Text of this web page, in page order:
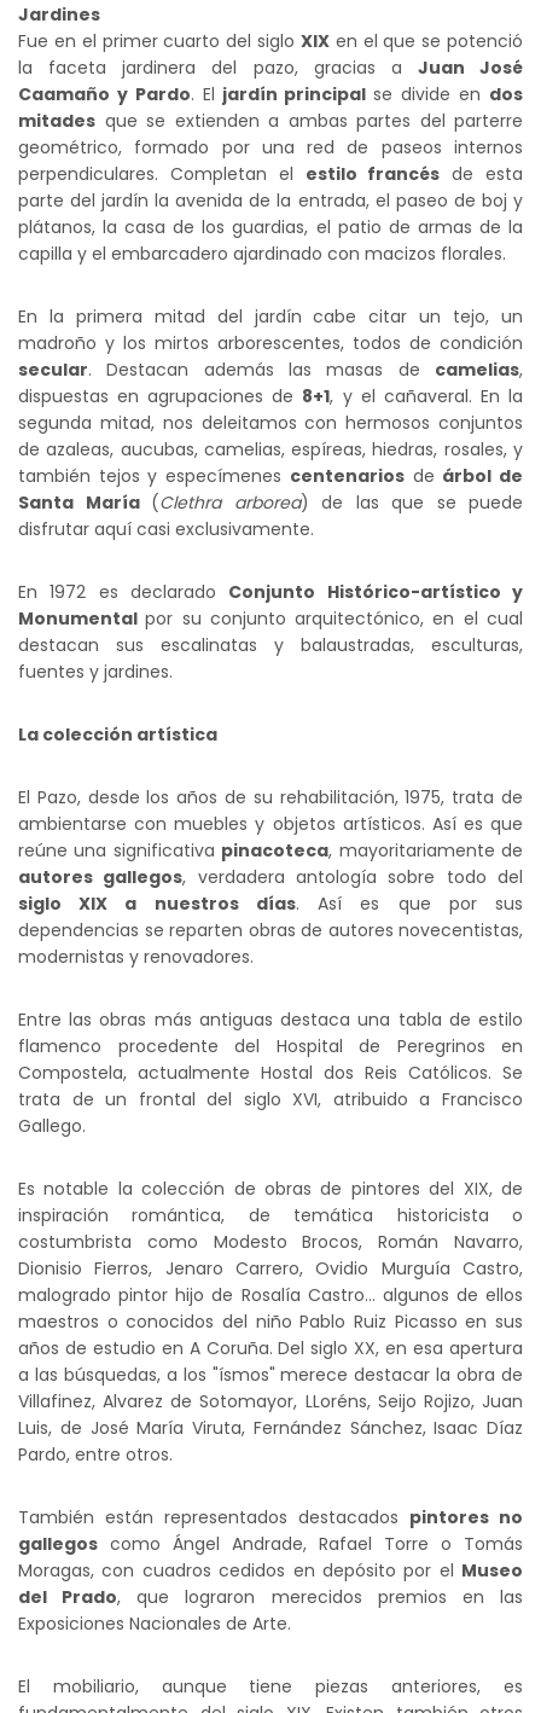
Jardines
Fue en el primer cuarto del siglo XIXen el que se potenció
la faceta jardinera del pazo, gracias a Juan José
Caamaño y Pardo. El jardín principalse divide en dos
mitades que se extienden a ambas partes del parterre
geométrico, formado por una red de paseos internos
perpendiculares. Completan el estilo francés de esta
parte del jardín la avenida de la entrada, el paseo de boj y
plátanos, la casa de los guardias, el patio de armas de la
capilla y el embarcadero ajardinado con macizos florales.
En la primera mitad del jardín cabe citar un tejo, un
madroño y los mirtos arborescentes, todos de condición
secular. Destacan además las masas de camelias,
dispuestas en agrupaciones de 8+1, y el cañaveral. En la
segunda mitad, nos deleitamos con hermosos conjuntos
de azaleas, aucubas, camelias, espíreas, hiedras, rosales, y
también tejos y especímenes centenariosde árbol de
Santa María (Clethra arborea) de las que se puede
disfrutar aquí casi exclusivamente.
En 1972 es declarado Conjunto Histórico-artístico y
Monumentalpor su conjunto arquitectónico, en el cual
destacan sus escalinatas y balaustradas, esculturas,
fuentes y jardines.
La colección artística
El Pazo, desde los años de su rehabilitación, 1975, trata de
ambientarse con muebles y objetos artísticos. Así es que
reúne una significativa pinacoteca, mayoritariamente de
autores gallegos, verdadera antología sobre todo del
siglo XIX a nuestros días. Así es que por sus
dependencias se reparten obras de autores novecentistas,
modernistas y renovadores.
Entre las obras más antiguas destaca una tabla de estilo
flamenco procedente del Hospital de Peregrinos en
Compostela, actualmente Hostal dos Reis Católicos. Se
trata de un frontal del siglo XVI, atribuido a Francisco
Gallego.
Es notable la colección de obras de pintores del XIX, de
inspiración romántica, de temática historicista o
costumbrista como Modesto Brocos, Román Navarro,
Dionisio Fierros, Jenaro Carrero, Ovidio Murguía Castro,
malogrado pintor hijo de Rosalía Castro... algunos de ellos
maestros o conocidos del niño Pablo Ruiz Picasso en sus
años de estudio en A Coruña. Del siglo XX, en esa apertura
a las búsquedas, a los "ísmos" merece destacar la obra de
Villafinez, Alvarez de Sotomayor, LLoréns, Seijo Rojizo, Juan
Luis, de José María Viruta, Fernández Sánchez, Isaac Díaz
Pardo, entre otros.
También están representados destacados pintores no
gallegos como Ángel Andrade, Rafael Torre o Tomás
Moragas, con cuadros cedidos en depósito por el Museo
del Prado, que lograron merecidos premios en las
Exposiciones Nacionales de Arte.
El mobiliario, aunque tiene piezas anteriores, es